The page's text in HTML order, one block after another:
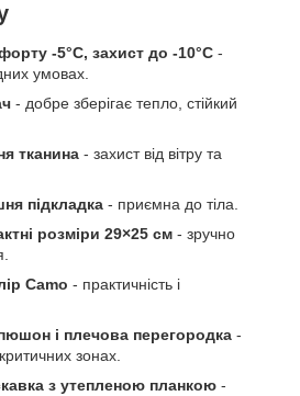
-5°C, захист до -10°C -
умовах.
- добре зберігає тепло, стійкий
тканина - захист від вітру та
підкладка - приємна до тіла.
розміри 29×25 см - зручно
Camo - практичність і
і плечова перегородка -
зонах.
з утепленою планкою -